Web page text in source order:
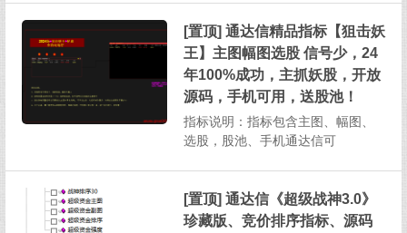
幅图、选股以及股池等多个部分，
并且支持在手机通达信软件上操
作，为投资者提供了高效且便捷的
投资分析方式。一、指标构成与基
本...
[置顶] 通达信精品指标【狙击妖
王】主图幅图选股 信号少，24
年100%成功，主抓妖股，开放
源码，手机可用，送股池！
指标说明：指标包含主图、幅图、
选股，股池、手机通达信可
下载！2、预警设置：每天下午13：
30以后即可3、股价跌破预警信号...
[置顶] 通达信《超级战神3.0》
珍藏版、竞价排序指标、源码